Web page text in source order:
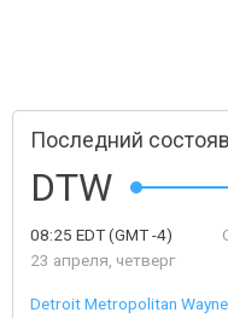
Последний
DTW
08:25 EDT(GMT -4)
23 апреля, четверг
Detroit Metropolitan